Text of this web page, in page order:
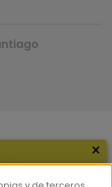
×